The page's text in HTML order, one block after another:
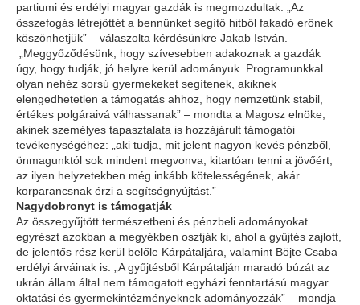
partiumi és erdélyi magyar gazdák is megmozdultak. „Az
összefogás létrejöttét a bennünket segítő hitből fakadó erőnek
köszönhetjük” – válaszolta kérdésünkre Jakab István.
„Meggyőződésünk, hogy szívesebben adakoznak a gazdák
úgy, hogy tudják, jó helyre kerül adományuk. Programunkkal
olyan nehéz sorsú gyermekeket segítenek, akiknek
elengedhetetlen a támogatás ahhoz, hogy nemzetünk stabil,
értékes polgáraivá válhassanak” – mondta a Magosz elnöke,
akinek személyes tapasztalata is hozzájárult támogatói
tevékenységéhez: „aki tudja, mit jelent nagyon kevés pénzből,
önmagunktól sok mindent megvonva, kitartóan tenni a jövőért,
az ilyen helyzetekben még inkább kötelességének, akár
korparancsnak érzi a segítségnyújtást.”
Nagydobronyt is támogatják
Az összegyűjtött természetbeni és pénzbeli adományokat
egyrészt azokban a megyékben osztják ki, ahol a gyűjtés zajlott,
de jelentős rész kerül belőle Kárpátaljára, valamint Böjte Csaba
erdélyi árváinak is. „A gyűjtésből Kárpátalján maradó búzát az
ukrán állam által nem támogatott egyházi fenntartású magyar
oktatási és gyermekintézményeknek adományozzák” – mondja